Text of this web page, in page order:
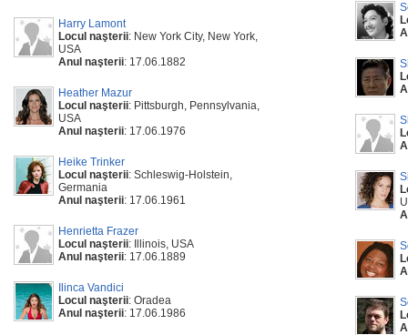
Harry Lamont
Locul naşterii: New York City, New York,
USA
Anul naşterii: 17.06.1882
Heather Mazur
Locul naşterii: Pittsburgh, Pennsylvania,
USA
Anul naşterii: 17.06.1976
Heike Trinker
Locul naşterii: Schleswig-Holstein,
Germania
Anul naşterii: 17.06.1961
Henrietta Frazer
Locul naşterii: Illinois, USA
Anul naşterii: 17.06.1889
Ilinca Vandici
Locul naşterii: Oradea
Anul naşterii: 17.06.1986